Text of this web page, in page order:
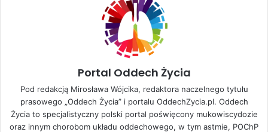
Portal Oddech Życia
Pod redakcją Mirosława Wójcika, redaktora naczelnego tytułu
prasowego „Oddech Życia” i portalu OddechZycia.pl. Oddech
Życia to specjalistyczny polski portal poświęcony mukowiscydozie
oraz innym chorobom układu oddechowego, w tym astmie, POChP